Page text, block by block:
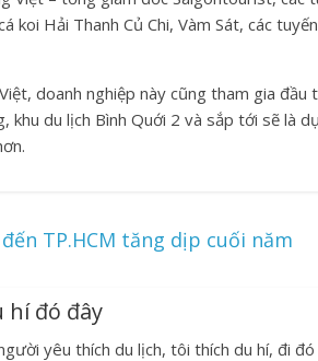
koi Hải Thanh Củ Chi, Vàm Sát, các
doanh nghiệp này cũng tham gia
khu du lịch Bình Quới 2 và sắp tới sẽ là
TP.HCM tăng dịp cuối năm
hí đó đây
yêu thích du lịch, tôi thích du hí, đi